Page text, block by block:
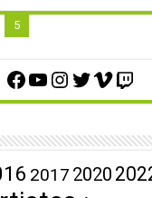
5
Facebook
YouTube
Instagram
Twitter
Vimeo
2017 2020